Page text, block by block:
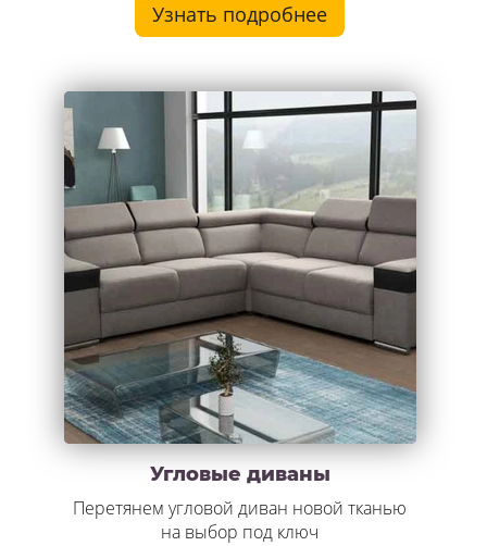
Узнать подробнее
Угловые диваны
Перетянем угловой диван новой тканью
на выбор под ключ